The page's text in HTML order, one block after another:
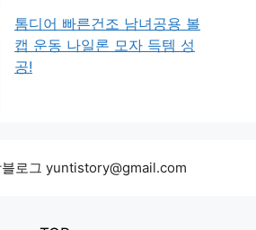
톰디어 빠른건조 남녀공용 볼
캡 운동 나일론 모자 득템 성
공!
로그 yuntistory@gmail.com